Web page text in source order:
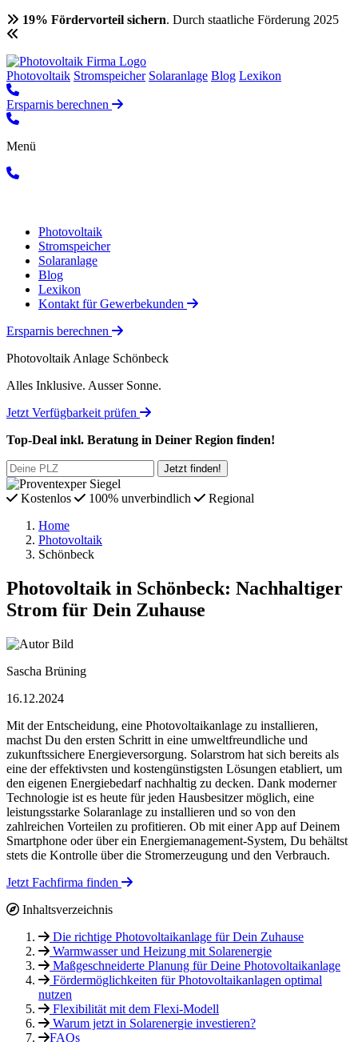
19% Fördervorteil sichern. Durch staatliche Förderung 2025
Photovoltaik Stromspeicher Solaranlage Blog Lexikon
Ersparnis berechnen
Menü
Photovoltaik
Stromspeicher
Solaranlage
Blog
Lexikon
Kontakt für Gewerbekunden
Ersparnis berechnen
Photovoltaik Anlage Schönbeck
Alles Inklusive. Ausser Sonne.
Jetzt Verfügbarkeit prüfen
Top-Deal inkl. Beratung in Deiner Region finden!
Kostenlos 100% unverbindlich
Regional
Home
Photovoltaik
Schönbeck
Photovoltaik in Schönbeck: Nachhaltiger
Strom für Dein Zuhause
Sascha Brüning
16.12.2024
Mit der Entscheidung, eine Photovoltaikanlage zu installieren,
machst Du den ersten Schritt in eine umweltfreundliche und
zukunftssichere Energieversorgung. Solarstrom hat sich bereits als
eine der effektivsten und kostengünstigsten Lösungen etabliert, um
den eigenen Energiebedarf nachhaltig zu decken. Dank moderner
Technologie ist es heute für jeden Hausbesitzer möglich, eine
leistungsstarke Solaranlage zu installieren und so von den
zahlreichen Vorteilen zu profitieren. Ob mit einer App auf Deinem
Smartphone oder über ein Energiemanagement-System, Du behältst
stets die Kontrolle über die Stromerzeugung und den Verbrauch.
Jetzt Fachfirma finden
Inhaltsverzeichnis
Die richtige Photovoltaikanlage für Dein Zuhause
Warmwasser und Heizung mit Solarenergie
Maßgeschneiderte Planung für Deine Photovoltaikanlage
Fördermöglichkeiten für Photovoltaikanlagen optimal
nutzen
Flexibilität mit dem Flexi-Modell
Warum jetzt in Solarenergie investieren?
FAQs